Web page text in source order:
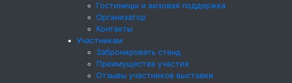
Гостиницы и визовая поддержка
Организатор
Контакты
Участникам
Забронировать стенд
Преимущества участия
Отзывы участников выставки